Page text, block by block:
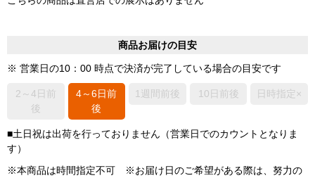
商品お届けの目安
※ 営業日の10：00 時点で決済が完了している場合の目安です
2～4日前
後
4～6日前
後
1週間前後 10日前後 日時指定×
■土日祝は出荷を行っておりません（営業日でのカウントとなりま
す）
※本商品は時間指定不可 ※お届け日のご希望がある際は、努力の